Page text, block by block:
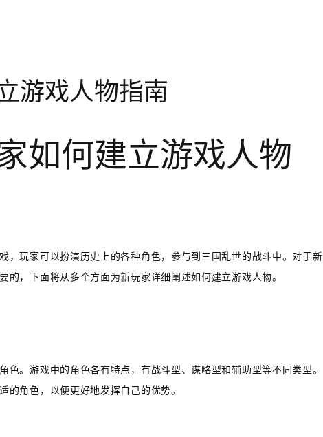
游戏人物指南
如何建立游戏人物
，玩家可以扮演历史上的各种角色，参与到三国乱世的战斗中。对于新
，下面将从多个方面为新玩家详细阐述如何建立游戏人物。
。游戏中的角色各有特点，有战斗型、谋略型和辅助型等不同类型。
角色，以便更好地发挥自己的优势。